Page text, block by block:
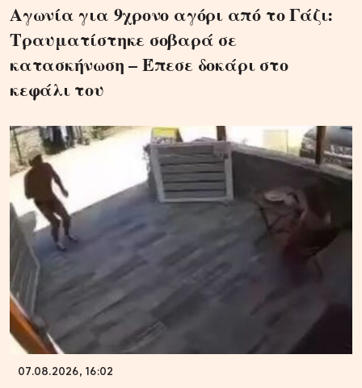
Αγωνία για 9χρονο αγόρι από το Γάζι:
Τραυματίστηκε σοβαρά σε
κατασκήνωση – Έπεσε δοκάρι στο
κεφάλι του
07.08.2026, 16:02